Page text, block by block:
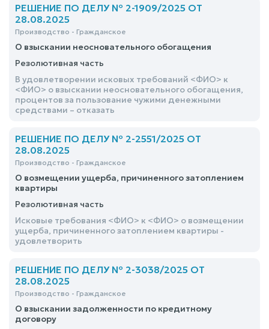
РЕШЕНИЕ ПО ДЕЛУ № 2-1909/2025 ОТ
28.08.2025
Производство - Гражданское
О взыскании неосновательного обогащения
Резолютивная часть
В удовлетворении исковых требований <ФИО> к
<ФИО> о взыскании неосновательного обогащения,
процентов за пользование чужими денежными
средствами – отказать
РЕШЕНИЕ ПО ДЕЛУ № 2-2551/2025 ОТ
28.08.2025
Производство - Гражданское
О возмещении ущерба, причиненного затоплением
квартиры
Резолютивная часть
Исковые требования <ФИО> к <ФИО> о возмещении
ущерба, причиненного затоплением квартиры -
удовлетворить
РЕШЕНИЕ ПО ДЕЛУ № 2-3038/2025 ОТ
28.08.2025
Производство - Гражданское
О взыскании задолженности по кредитному
договору